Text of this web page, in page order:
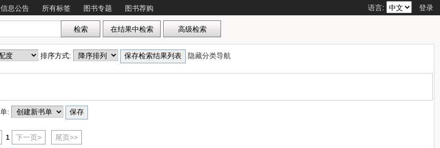
信息公告 所有标签 图书专题 图书荐购 语言: 登录
排序方式: 隐藏分类导航
:
1 下一页> 尾页>>